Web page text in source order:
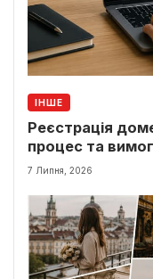
ІНШЕ
Реєстрація
процес та
7 Липня, 2026